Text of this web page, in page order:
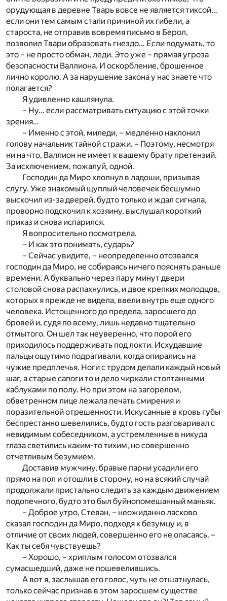
орудующая в деревне Тварь вовсе не является тиксой…
если они тем самым стали причиной их гибели, а
староста, не отправив вовремя письмо в Берол,
позволил Твари образовать гнездо… Если подумать, то
это – не просто обман, леди. Это уже – прямая угроза
безопасности Валлиона. И оскорбление, брошенное
лично королю. А за нарушение закона у нас знаете что
полагается?
Я удивленно кашлянула.
– Ну… если рассматривать ситуацию с этой точки
зрения…
– Именно с этой, миледи, – медленно наклонил
голову начальник тайной стражи. – Поэтому, несмотря
ни на что, Валлион не имеет к вашему брату претензий.
За исключением, пожалуй, одной.
Господин да Миро хлопнул в ладоши, призывая
слугу. Уже знакомый щуплый человечек бесшумно
выскочил из-за дверей, будто только и ждал сигнала,
проворно подскочил к хозяину, выслушал короткий
приказ и снова испарился.
Я вопросительно посмотрела.
– И как это понимать, сударь?
– Сейчас увидите, – неопределенно отозвался
господин да Миро, не собираясь ничего пояснять раньше
времени. А буквально через пару минут двери
столовой снова распахнулись, и двое крепких молодцов,
которых я прежде не видела, ввели внутрь еще одного
человека. Истощенного до предела, заросшего до
бровей и, судя по всему, лишь недавно тщательно
отмытого. Он шел так неуверенно, что порой его
приходилось поддерживать под локти. Исхудавшие
пальцы ощутимо подрагивали, когда опирались на
чужие предплечья. Ноги с трудом делали каждый новый
шаг, а старые сапоги то и дело чиркали стоптанными
каблуками по полу. Но при этом на загорелом,
обветренном лице лежала печать смирения и
поразительной отрешенности. Искусанные в кровь губы
беспрестанно шевелились, будто гость разговаривал с
невидимым собеседником, а устремленные в никуда
глаза светились каким-то тихим, но совершенно
отчетливым безумием.
Доставив мужчину, бравые парни усадили его
прямо на пол и отошли в сторону, но на всякий случай
продолжали пристально следить за каждым движением
подопечного, будто это был буйнопомешанный маньяк.
– Доброе утро, Стеван, – неожиданно ласково
сказал господин да Миро, подходя к безумцу и, в
отличие от своих людей, совершенно его не опасаясь. –
Как ты себя чувствуешь?
– Хорошо, – хриплым голосом отозвался
сумасшедший, даже не пошевелившись.
А вот я, заслышав его голос, чуть не отшатнулась,
только сейчас признав в этом заросшем существе